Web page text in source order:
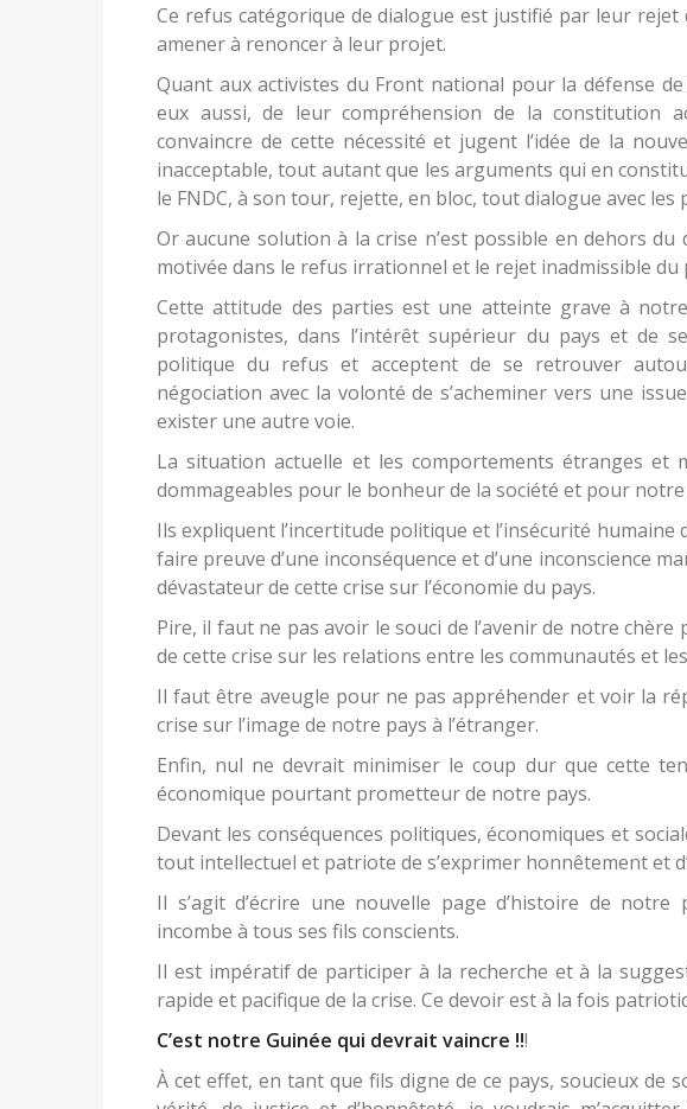
Ce refus catégorique de dialogue est justifié par leur
amener à renoncer à leur projet.
Quant aux activistes du Front national pour la défense
eux aussi, de leur compréhension de la constitution
convaincre de cette nécessité et jugent l’idée de la
inacceptable, tout autant que les arguments qui en
le FNDC, à son tour, rejette, en bloc, tout dialogue avec les
Or aucune solution à la crise n’est possible en dehors du
motivée dans le refus irrationnel et le rejet inadmissible du
Cette attitude des parties est une atteinte grave à
protagonistes, dans l’intérêt supérieur du pays et de
politique du refus et acceptent de se retrouver
négociation avec la volonté de s’acheminer vers une
exister une autre voie.
La situation actuelle et les comportements étranges et
dommageables pour le bonheur de la société et pour
Ils expliquent l’incertitude politique et l’insécurité humaine
faire preuve d’une inconséquence et d’une inconscience
dévastateur de cette crise sur l’économie du pays.
Pire, il faut ne pas avoir le souci de l’avenir de notre
de cette crise sur les relations entre les communautés et
Il faut être aveugle pour ne pas appréhender et voir la
crise sur l’image de notre pays à l’étranger.
Enfin, nul ne devrait minimiser le coup dur que cette
économique pourtant prometteur de notre pays.
Devant les conséquences politiques, économiques et
tout intellectuel et patriote de s’exprimer honnêtement et
Il s’agit d’écrire une nouvelle page d’histoire de
incombe à tous ses fils conscients.
Il est impératif de participer à la recherche et à la
rapide et pacifique de la crise. Ce devoir est à la fois
C’est notre Guinée qui devrait vaincre !!!
À cet effet, en tant que fils digne de ce pays, soucieux de